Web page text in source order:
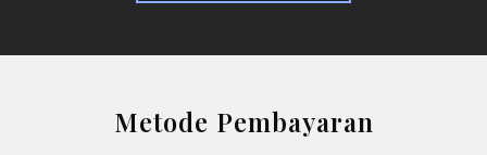
Metode Pembayaran